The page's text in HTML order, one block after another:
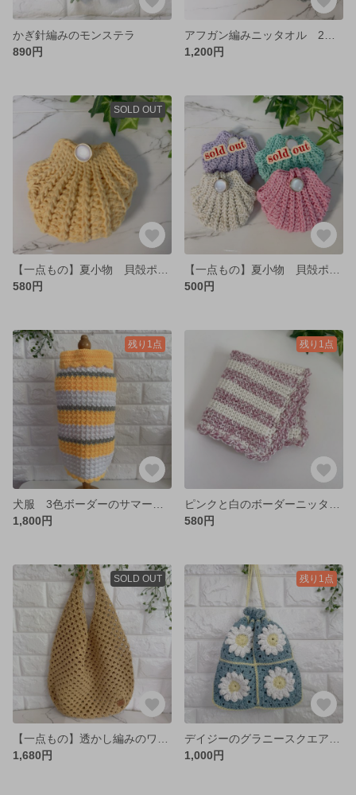
かぎ針編みのモンステラ
890円
1,200円
SOLD OUT
580円
500円
残り1点
1,800円
残り1点
580円
SOLD OUT
1,680円
残り1点
1,000円